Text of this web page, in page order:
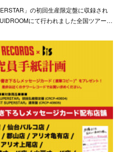
」の初回生産限定盤に収録され
にて行われました全国ツアー…